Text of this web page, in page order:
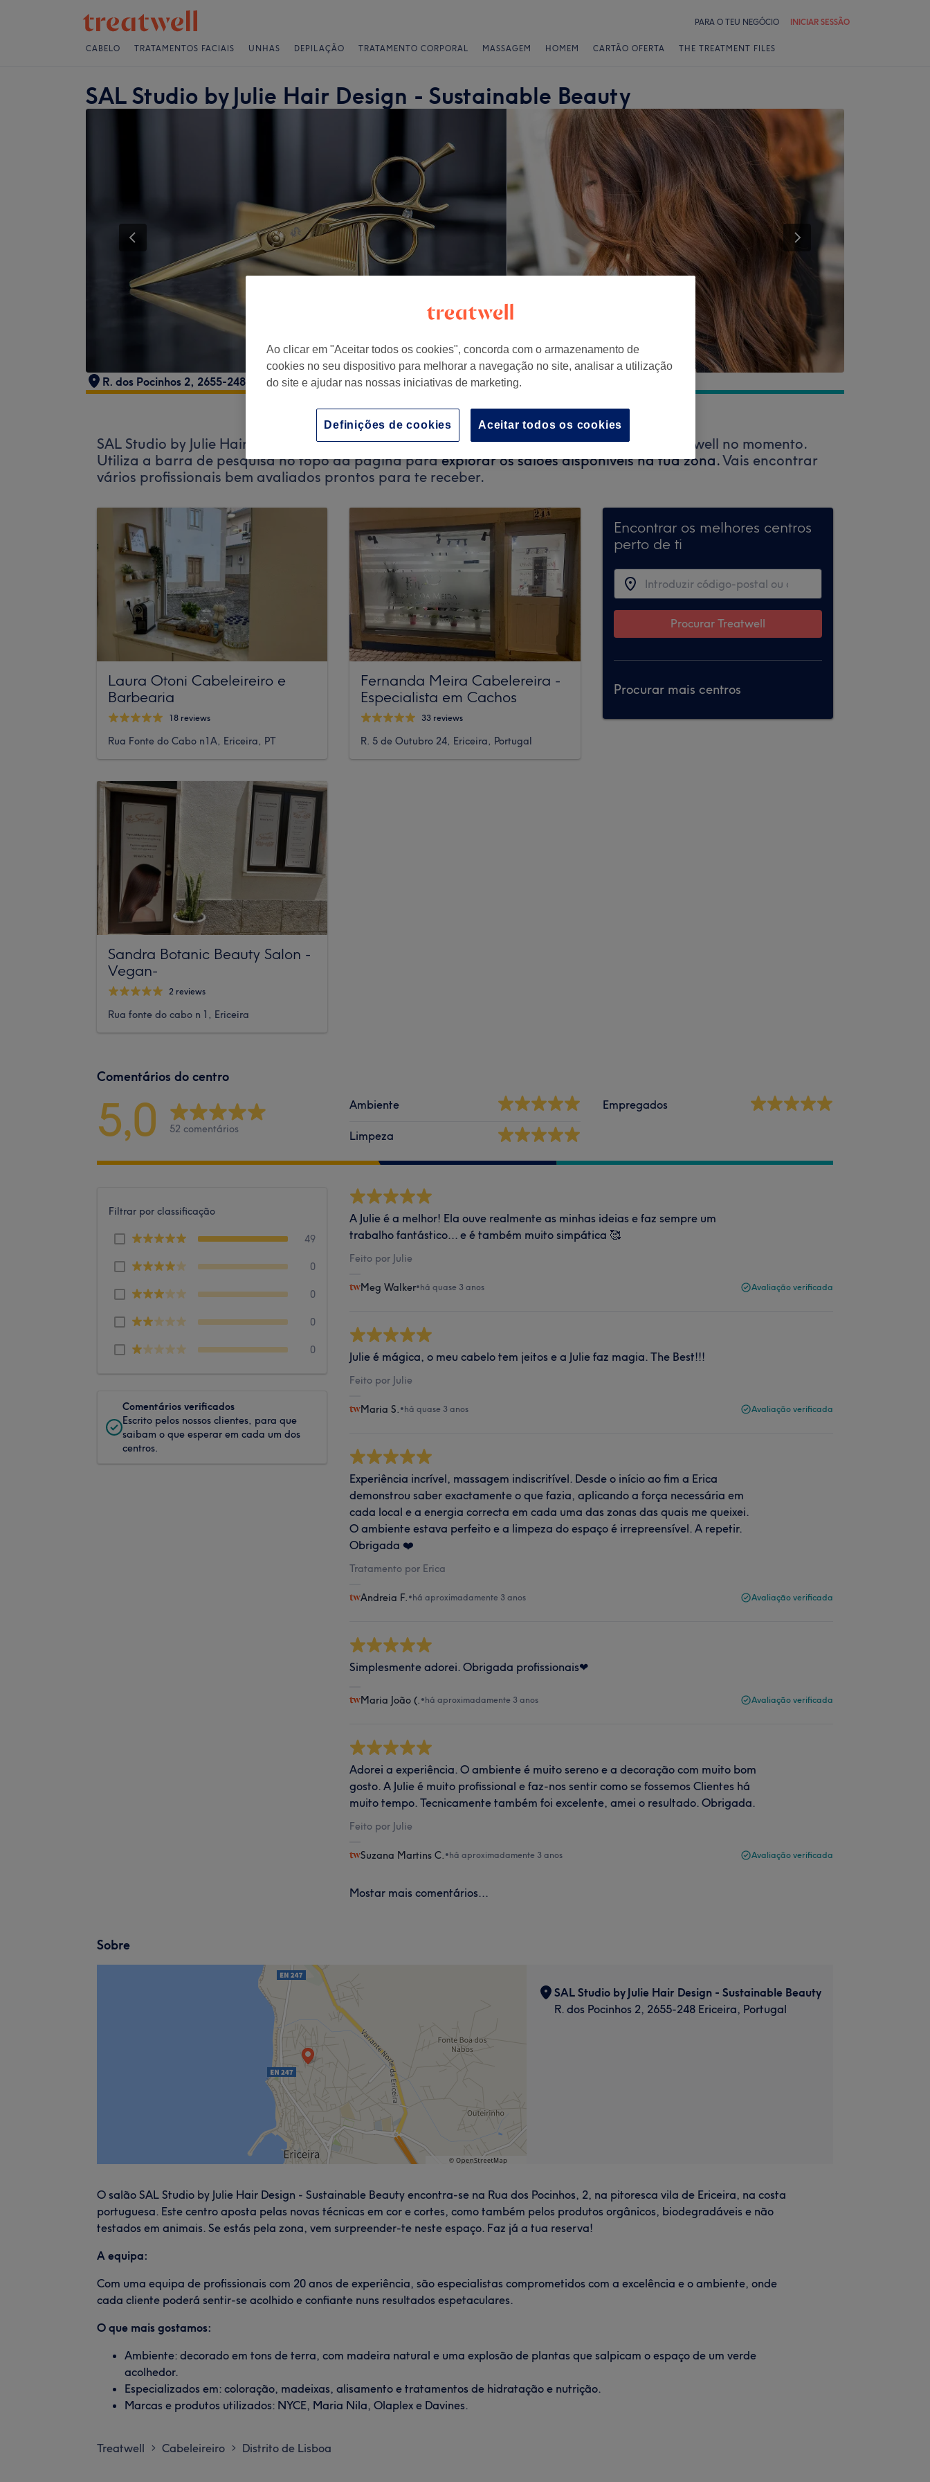
PARA O TEU NEGÓCIO INICIAR SESSÃO
CABELO TRATAMENTOS FACIAIS UNHAS DEPILAÇÃO TRATAMENTO CORPORAL MASSAGEM HOMEM CARTÃO OFERTA THE TREATMENT FILES
SAL Studio by Julie Hair Design - Sustainable Beauty
R. dos Pocinhos 2, 2655-248 Ericeira, Portugal
SAL Studio by Julie Hair Design - Sustainable Beauty não aceita marcações através da Treatwell no momento.
Utiliza a barra de pesquisa no topo da página para explorar os salões disponíveis na tua zona.Vais encontrar
vários profissionais bem avaliados prontos para te receber.
Laura Otoni Cabeleireiro e
Barbearia
18 reviews
Rua Fonte do Cabo n1A, Ericeira, PT
Sandra Botanic Beauty Salon -
Vegan-
2 reviews
Rua fonte do cabo n 1, Ericeira
Fernanda Meira Cabelereira -
Especialista em Cachos
33 reviews
R. 5 de Outubro 24, Ericeira, Portugal
Encontrar os melhores centros
perto de ti
Procurar Treatwell
Procurar mais centros
Comentários do centro
5,0 52 comentários
Ambiente
Limpeza
Empregados
Filtrar por classificação
49
0
0
0
0
Comentários verificados
Escrito pelos nossos clientes, para que
saibam o que esperar em cada um dos
centros.
A Julie é a melhor! Ela ouve realmente as minhas ideias e faz sempre um
trabalho fantástico... e é também muito simpática 🥰
Feito por Julie
Meg Walker•há quase 3 anos Avaliação verificada
Julie é mágica, o meu cabelo tem jeitos e a Julie faz magia. The Best!!!
Feito por Julie
Maria S. •há quase 3 anos Avaliação verificada
Experiência incrível, massagem indiscritível. Desde o início ao fim a Erica
demonstrou saber exactamente o que fazia, aplicando a força necessária em
cada local e a energia correcta em cada uma das zonas das quais me queixei.
O ambiente estava perfeito e a limpeza do espaço é irrepreensível. A repetir.
Obrigada ❤️
Tratamento por Erica
Andreia F. •há aproximadamente 3 anos Avaliação verificada
Simplesmente adorei. Obrigada profissionais❤
Maria João (. •há aproximadamente 3 anos Avaliação verificada
Adorei a experiência. O ambiente é muito sereno e a decoração com muito bom
gosto. A Julie é muito profissional e faz-nos sentir como se fossemos Clientes há
muito tempo. Tecnicamente também foi excelente, amei o resultado. Obrigada.
Feito por Julie
Suzana Martins C. •há aproximadamente 3 anos Avaliação verificada
Mostar mais comentários...
Sobre
SAL Studio by Julie Hair Design - Sustainable Beauty
R. dos Pocinhos 2, 2655-248 Ericeira, Portugal
O salão SAL Studio by Julie Hair Design - Sustainable Beauty encontra-se na Rua dos Pocinhos, 2, na pitoresca vila de Ericeira, na costa
portuguesa. Este centro aposta pelas novas técnicas em cor e cortes, como também pelos produtos orgânicos, biodegradáveis e não
testados em animais. Se estás pela zona, vem surpreender-te neste espaço. Faz já a tua reserva!
A equipa:
Com uma equipa de profissionais com 20 anos de experiência, são especialistas comprometidos com a excelência e o ambiente, onde
cada cliente poderá sentir-se acolhido e confiante nuns resultados espetaculares.
O que mais gostamos:
Ambiente: decorado em tons de terra, com madeira natural e uma explosão de plantas que salpicam o espaço de um verde
acolhedor.
Especializados em: coloração, madeixas, alisamento e tratamentos de hidratação e nutrição.
Marcas e produtos utilizados: NYCE, Maria Nila, Olaplex e Davines.
Treatwell > Cabeleireiro > Distrito de Lisboa
Ao clicar em "Aceitar todos os cookies", concorda com o armazenamento de
cookies no seu dispositivo para melhorar a navegação no site, analisar a utilização
do site e ajudar nas nossas iniciativas de marketing.
Aceitar todos os cookies
Definições de cookies